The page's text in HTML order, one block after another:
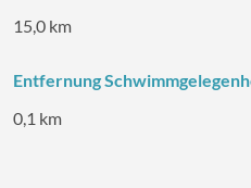
15,0 km
Entfernung
0,1 km